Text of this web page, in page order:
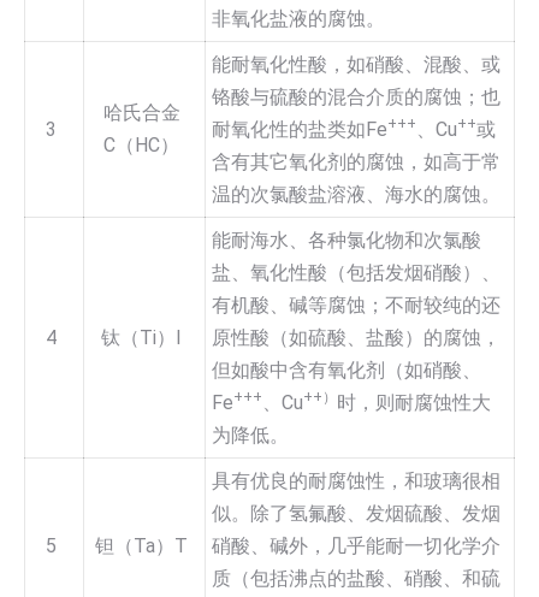
非氧化盐液的腐蚀。
3
哈氏合金
C（HC）
能耐氧化性酸，如硝酸、混酸、或
铬酸与硫酸的混合介质的腐蚀；也
耐氧化性的盐类如Fe+++ 、Cu++或
含有其它氧化剂的腐蚀，如高于常
温的次氯酸盐溶液、海水的腐蚀。
4 钛（Ti）I
能耐海水、各种氯化物和次氯酸
盐、氧化性酸（包括发烟硝酸）、
有机酸、碱等腐蚀；不耐较纯的还
原性酸（如硫酸、盐酸）的腐蚀，
但如酸中含有氧化剂（如硝酸、
Fe+++ 、Cu++） 时，则耐腐蚀性大
为降低。
5 钽（Ta）T
具有优良的耐腐蚀性，和玻璃很相
似。除了氢氟酸、发烟硫酸、发烟
硝酸、碱外，几乎能耐一切化学介
质（包括沸点的盐酸、硝酸、和硫